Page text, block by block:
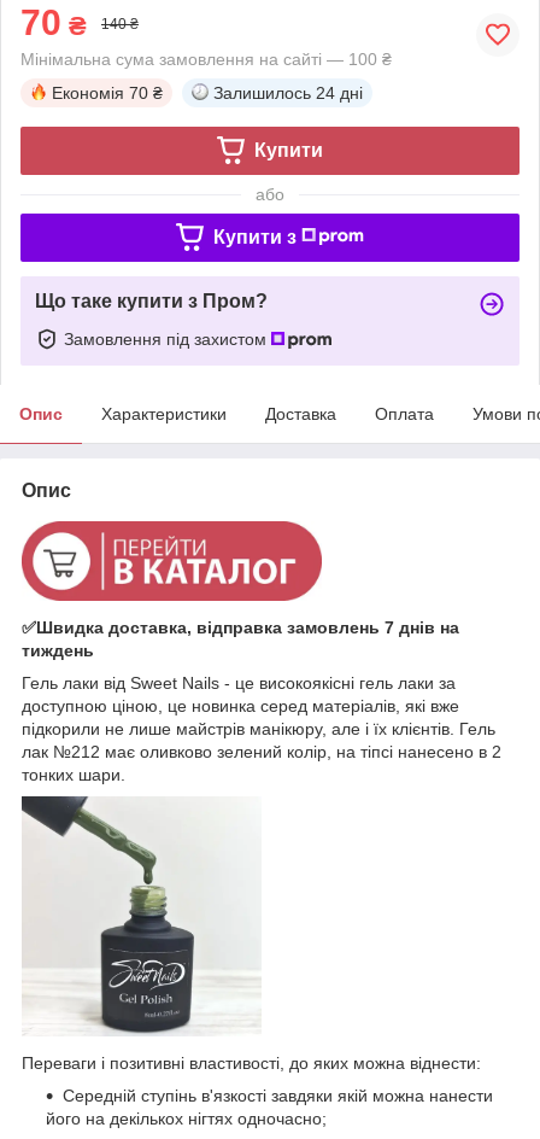
70 ₴ 140 ₴
Мінімальна сума замовлення на сайті — 100 ₴
Економія 70 ₴ Залишилось 24 дні
Купити
або
Купити з
Що таке купити з Пром?
Замовлення під захистом
Опис Характеристики Доставка Оплата Умови
Опис
✅Швидка доставка, відправка замовлень 7 днів на
тиждень
Гель лаки від Sweet Nails - це високоякісні гель лаки за
доступною ціною, це новинка серед матеріалів, які вже
підкорили не лише майстрів манікюру, але і їх клієнтів. Гель
лак №212 має оливково зелений колір, на тіпсі нанесено в 2
тонких шари.
Переваги і позитивні властивості, до яких можна віднести:
Середній ступінь в'язкості завдяки якій можна нанести
його на декількох нігтях одночасно;